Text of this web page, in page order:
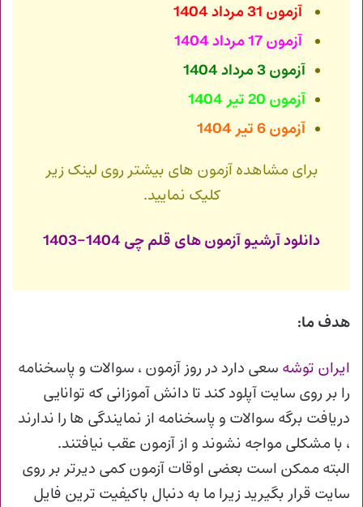
آزمون 31 مرداد 1404
آزمون 17 مرداد 1404
آزمون 3 مرداد 1404
آزمون 20 تیر 1404
آزمون 6 تیر 1404
برای مشاهده آزمون های بیشتر روی لینک زیر
کلیک نمایید.
دانلود آرشیو آزمون های قلم چی 1404-1403
هدف ما:
ایران توشه سعی دارد در روز آزمون ، سوالات و پاسخنامه
را بر روی سایت آپلود کند تا دانش آموزانی که توانایی
دریافت برگه سوالات و پاسخنامه از نمایندگی ها را ندارند
، با مشکلی مواجه نشوند و از آزمون عقب نیافتند.
البته ممکن است بعضی اوقات آزمون کمی دیرتر بر روی
سایت قرار بگیرید زیرا ما به دنبال باکیفیت ترین فایل